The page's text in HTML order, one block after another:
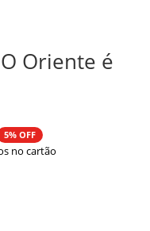
Oriente é
5% OFF
no cartão